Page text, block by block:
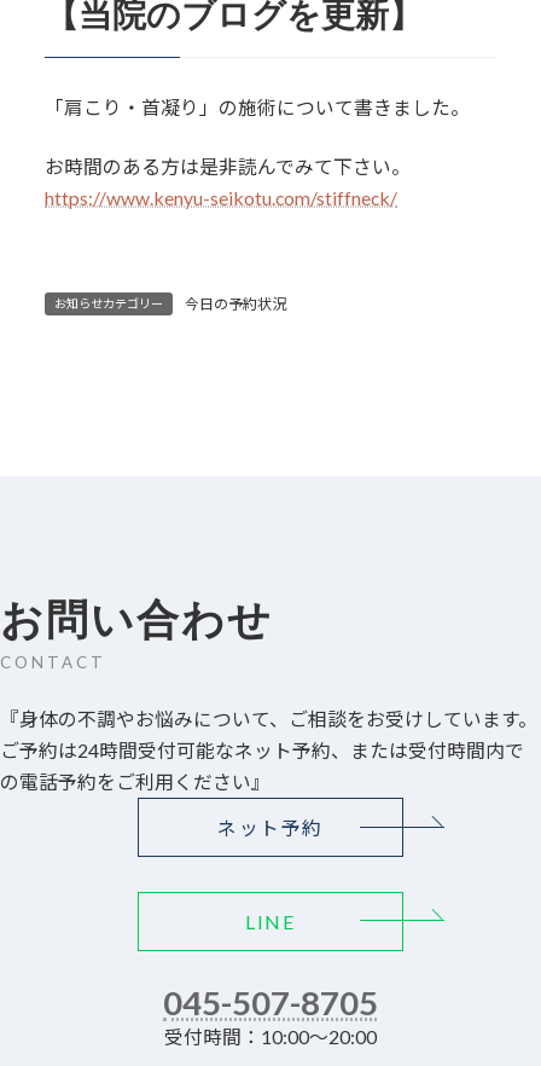
【当院のブログを更新】
「肩こり・首凝り」の施術について書きました。
お時間のある方は是非読んでみて下さい。
https://www.kenyu-seikotu.com/stiffneck/
お知らせカテゴリー 今日の予約状況
お問い合わせ
CONTACT
『身体の不調やお悩みについて、ご相談をお受けしています。
ご予約は24時間受付可能なネット予約、または受付時間内で
の電話予約をご利用ください』
ネット予約
LINE
045-507-8705
受付時間：10:00～20:00